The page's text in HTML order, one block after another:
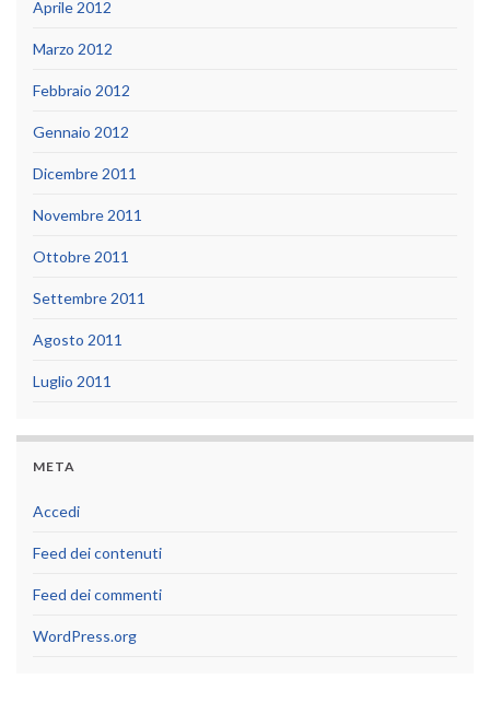
Aprile 2012
Marzo 2012
Febbraio 2012
Gennaio 2012
Dicembre 2011
Novembre 2011
Ottobre 2011
Settembre 2011
Agosto 2011
Luglio 2011
META
Accedi
Feed dei contenuti
Feed dei commenti
WordPress.org